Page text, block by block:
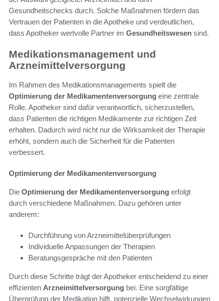
Gesundheitschecks durch. Solche Maßnahmen fördern das
Vertrauen der Patienten in die Apotheke und verdeutlichen,
dass Apotheker wertvolle Partner im Gesundheitswesen sind.
Medikationsmanagement und
Arzneimittelversorgung
Im Rahmen des Medikationsmanagements spielt die
Optimierung der Medikamentenversorgung eine zentrale
Rolle. Apotheker sind dafür verantwortlich, sicherzustellen,
dass Patienten die richtigen Medikamente zur richtigen Zeit
erhalten. Dadurch wird nicht nur die Wirksamkeit der Therapie
erhöht, sondern auch die Sicherheit für die Patienten
verbessert.
Optimierung der Medikamentenversorgung
Die Optimierung der Medikamentenversorgung erfolgt
durch verschiedene Maßnahmen. Dazu gehören unter
anderem:
Durchführung von Arzneimittelüberprüfungen
Individuelle Anpassungen der Therapien
Beratungsgespräche mit den Patienten
Durch diese Schritte trägt der Apotheker entscheidend zu einer
effizienten Arzneimittelversorgung bei. Eine sorgfältige
Überprüfung der Medikation hilft, potenzielle Wechselwirkungen